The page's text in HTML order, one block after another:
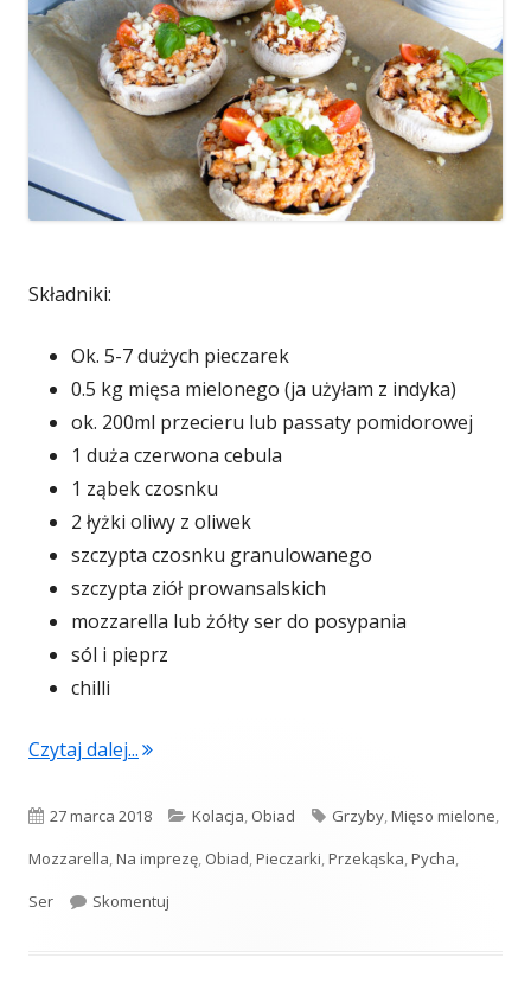
Składniki:
Ok. 5-7 dużych pieczarek
0.5 kg mięsa mielonego (ja użyłam z indyka)
ok. 200ml przecieru lub passaty pomidorowej
1 duża czerwona cebula
1 ząbek czosnku
2 łyżki oliwy z oliwek
szczypta czosnku granulowanego
szczypta ziół prowansalskich
mozzarella lub żółty ser do posypania
sól i pieprz
chilli
Czytaj dalej..."Pieczarki Portobello nadziewane mięsem
Opublikowano
27 marca 2018 Kategorie
Kolacja, Obiad Tagi
Grzyby,Mięso mielone,
Mozzarella,Na imprezę, Obiad,Pieczarki,Przekąska,Pycha,
Ser
Skomentuj